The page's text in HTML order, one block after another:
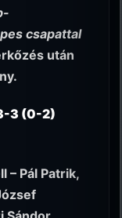
csapattal
után
3-3 (0-2)
– Pál Patrik,